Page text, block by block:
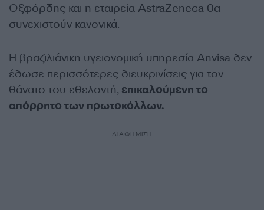
Οξφόρδης και η εταιρεία AstraZeneca θα
συνεχιστούν κανονικά.
Η βραζιλιάνικη υγειονομική υπηρεσία Anvisa δεν
έδωσε περισσότερες διευκρινίσεις για τον
θάνατο του εθελοντή, επικαλούμενη το
απόρρητο των πρωτοκόλλων.
ΔΙΑΦΗΜΙΣΗ